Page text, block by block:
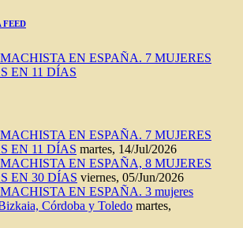
FEED
EN ESPAÑA. 7 MUJERES
EN 11 DÍAS
EN ESPAÑA. 7 MUJERES
EN 11 DÍAS martes, 14/Jul/2026
EN ESPAÑA, 8 MUJERES
EN 30 DÍAS viernes, 05/Jun/2026
EN ESPAÑA. 3 mujeres
Córdoba y Toledo martes,